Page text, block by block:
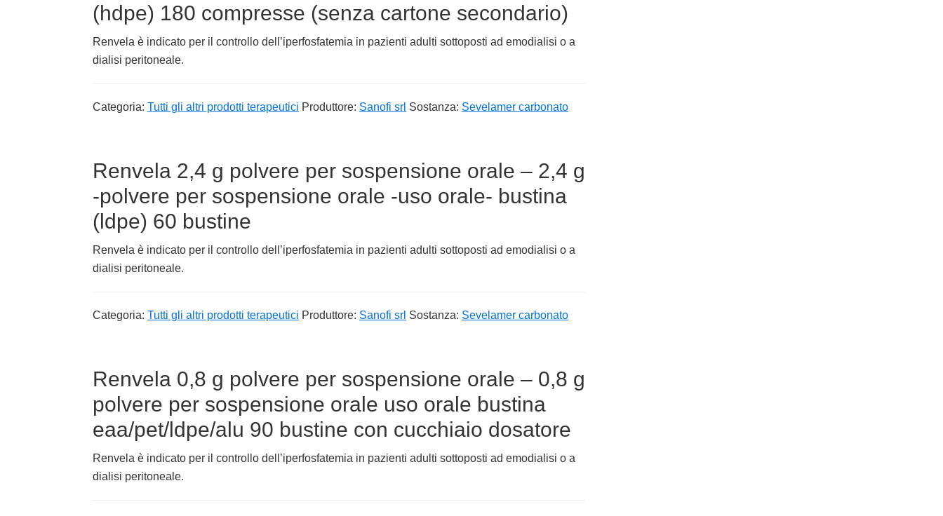
(hdpe) 180 compresse (senza cartone secondario)
Renvela è indicato per il controllo dell’iperfosfatemia in pazienti adulti sottoposti ad emodialisi o a
dialisi peritoneale.
Categoria: Tutti gli altri prodotti terapeutici Produttore: Sanofi srl Sostanza: Sevelamer carbonato
Renvela 2,4 g polvere per sospensione orale – 2,4 g
-polvere per sospensione orale -uso orale- bustina
(ldpe) 60 bustine
Renvela è indicato per il controllo dell’iperfosfatemia in pazienti adulti sottoposti ad emodialisi o a
dialisi peritoneale.
Categoria: Tutti gli altri prodotti terapeutici Produttore: Sanofi srl Sostanza: Sevelamer carbonato
Renvela 0,8 g polvere per sospensione orale – 0,8 g
polvere per sospensione orale uso orale bustina
eaa/pet/ldpe/alu 90 bustine con cucchiaio dosatore
Renvela è indicato per il controllo dell’iperfosfatemia in pazienti adulti sottoposti ad emodialisi o a
dialisi peritoneale.